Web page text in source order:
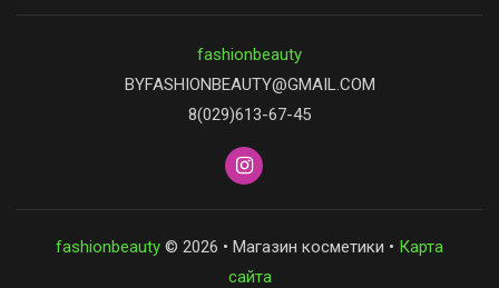
fashionbeauty
BYFASHIONBEAUTY@GMAIL.COM
8(029)613-67-45
fashionbeauty © 2026 • Магазин косметики • Карта
сайта